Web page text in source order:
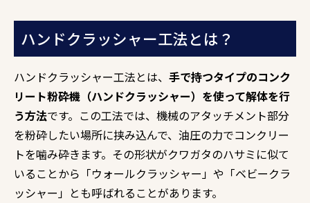
ハンドクラッシャー工法とは？
ハンドクラッシャー工法とは、 手で持つタイプのコンク
リート粉砕機（ハンドクラッシャー）を使って解体を行
う方法です。この工法では、機械のアタッチメント部分
を粉砕したい場所に挟み込んで、油圧の力でコンクリー
トを噛み砕きます。その形状がクワガタのハサミに似て
いることから「ウォールクラッシャー」や「ベビークラ
ッシャー」とも呼ばれることがあります。